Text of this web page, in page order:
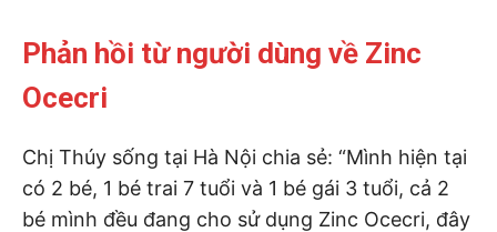
Phản hồi từ người dùng về Zinc
Ocecri
Chị Thúy sống tại Hà Nội chia sẻ: “Mình hiện tại
có 2 bé, 1 bé trai 7 tuổi và 1 bé gái 3 tuổi, cả 2
bé mình đều đang cho sử dụng Zinc Ocecri, đây